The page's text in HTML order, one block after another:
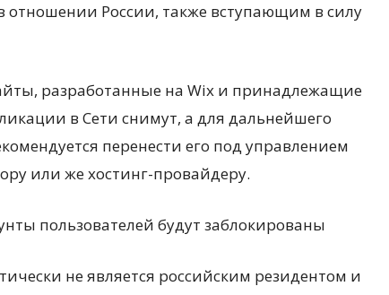
России, также вступающим в силу
разработанные на Wix и принадлежащие
в Сети снимут, а для дальнейшего
перенести его под управлением
или же хостинг-провайдеру.
не является российским резидентом и